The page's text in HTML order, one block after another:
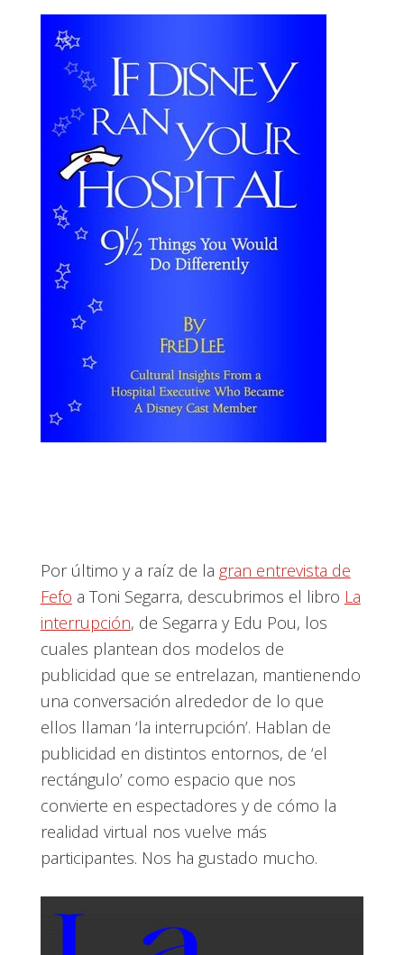
Por último y a raíz de la gran entrevista de
Fefo a Toni Segarra, descubrimos el libro La
interrupción, de Segarra y Edu Pou, los
cuales plantean dos modelos de
publicidad que se entrelazan, mantienendo
una conversación alrededor de lo que
ellos llaman ‘la interrupción’. Hablan de
publicidad en distintos entornos, de ‘el
rectángulo’ como espacio que nos
convierte en espectadores y de cómo la
realidad virtual nos vuelve más
participantes. Nos ha gustado mucho.